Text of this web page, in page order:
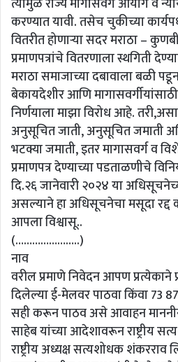
त्यामुळे राज्य मागासवर्ग आयोग व
करण्यात यावी. तसेच चुकीच्या
वितरीत होणाऱ्या सदर मराठा –
प्रमाणपत्रांचे वितरणाला स्थगिती
मराठा समाजाच्या दबावाला बळी
बेकायदेशीर आणि
निर्णयाला माझा विरोध आहे.
अनुसूचित जाती, अनुसूचित जमाती
भटक्या जमाती, इतर मागासवर्ग व
प्रमाणपत्र देण्याच्या पडताळणीचे
दि.२६ जानेवारी २०२४ या
असल्याने हा अधिसूचनेचा मसूदा रद्द
आपला विश्वासू..
(…………………..)
नाव
वरील प्रमाणे निवेदन आपण प्रत्येकाने
दिलेल्या ई-मेलवर पाठवा किंवा 73
सही करून पाठव असे आवाहन
साहेब यांच्या आदेशावरून राष्ट्रीय
राष्ट्रीय अध्यक्ष सत्यशोधक